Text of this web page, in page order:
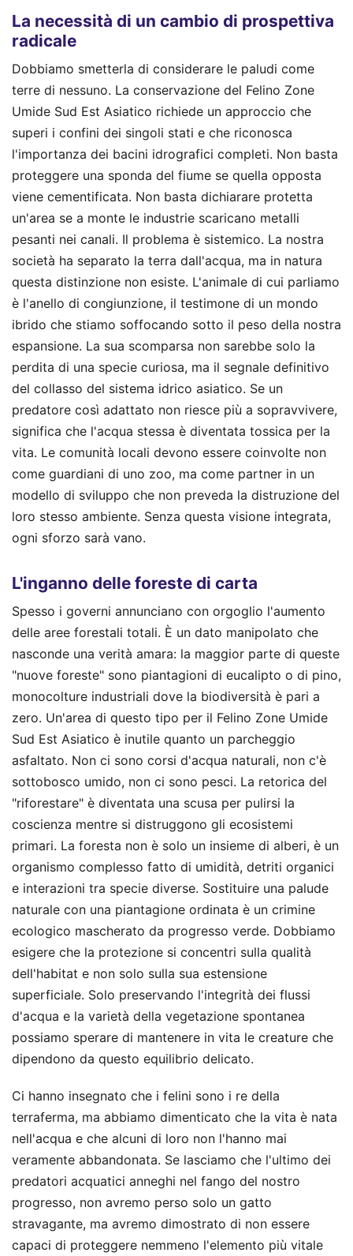
La necessità di un cambio di prospettiva
radicale
Dobbiamo smetterla di considerare le paludi come
terre di nessuno. La conservazione del Felino Zone
Umide Sud Est Asiatico richiede un approccio che
superi i confini dei singoli stati e che riconosca
l'importanza dei bacini idrografici completi. Non basta
proteggere una sponda del fiume se quella opposta
viene cementificata. Non basta dichiarare protetta
un'area se a monte le industrie scaricano metalli
pesanti nei canali. Il problema è sistemico. La nostra
società ha separato la terra dall'acqua, ma in natura
questa distinzione non esiste. L'animale di cui parliamo
è l'anello di congiunzione, il testimone di un mondo
ibrido che stiamo soffocando sotto il peso della nostra
espansione. La sua scomparsa non sarebbe solo la
perdita di una specie curiosa, ma il segnale definitivo
del collasso del sistema idrico asiatico. Se un
predatore così adattato non riesce più a sopravvivere,
significa che l'acqua stessa è diventata tossica per la
vita. Le comunità locali devono essere coinvolte non
come guardiani di uno zoo, ma come partner in un
modello di sviluppo che non preveda la distruzione del
loro stesso ambiente. Senza questa visione integrata,
ogni sforzo sarà vano.
L'inganno delle foreste di carta
Spesso i governi annunciano con orgoglio l'aumento
delle aree forestali totali. È un dato manipolato che
nasconde una verità amara: la maggior parte di queste
"nuove foreste" sono piantagioni di eucalipto o di pino,
monocolture industriali dove la biodiversità è pari a
zero. Un'area di questo tipo per il Felino Zone Umide
Sud Est Asiatico è inutile quanto un parcheggio
asfaltato. Non ci sono corsi d'acqua naturali, non c'è
sottobosco umido, non ci sono pesci. La retorica del
"riforestare" è diventata una scusa per pulirsi la
coscienza mentre si distruggono gli ecosistemi
primari. La foresta non è solo un insieme di alberi, è un
organismo complesso fatto di umidità, detriti organici
e interazioni tra specie diverse. Sostituire una palude
naturale con una piantagione ordinata è un crimine
ecologico mascherato da progresso verde. Dobbiamo
esigere che la protezione si concentri sulla qualità
dell'habitat e non solo sulla sua estensione
superficiale. Solo preservando l'integrità dei flussi
d'acqua e la varietà della vegetazione spontanea
possiamo sperare di mantenere in vita le creature che
dipendono da questo equilibrio delicato.
Ci hanno insegnato che i felini sono i re della
terraferma, ma abbiamo dimenticato che la vita è nata
nell'acqua e che alcuni di loro non l'hanno mai
veramente abbandonata. Se lasciamo che l'ultimo dei
predatori acquatici anneghi nel fango del nostro
progresso, non avremo perso solo un gatto
stravagante, ma avremo dimostrato di non essere
capaci di proteggere nemmeno l'elemento più vitale